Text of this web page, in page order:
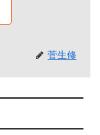
菅生修